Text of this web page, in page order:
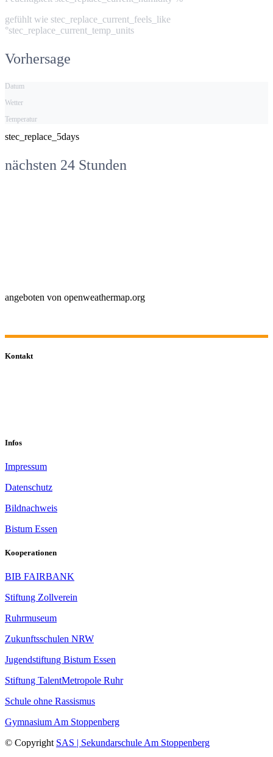
gefühlt wie stec_replace_current_feels_like
°stec_replace_current_temp_units
Vorhersage
Datum
Wetter
Temperatur
stec_replace_5days
nächsten 24 Stunden
angeboten von openweathermap.org
Kontakt
Infos
Impressum
Datenschutz
Bildnachweis
Bistum Essen
Kooperationen
BIB FAIRBANK
Stiftung Zollverein
Ruhrmuseum
Zukunftsschulen NRW
Jugendstiftung Bistum Essen
Stiftung TalentMetropole Ruhr
Schule ohne Rassismus
Gymnasium Am Stoppenberg
© Copyright SAS | Sekundarschule Am Stoppenberg